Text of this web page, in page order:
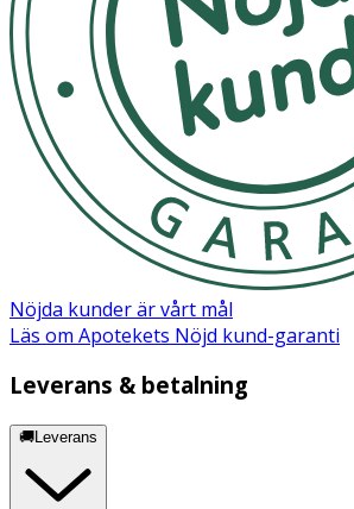
Nöjda kunder är vårt mål
Läs om Apotekets Nöjd kund-garanti
Leverans & betalning
🚚Leverans